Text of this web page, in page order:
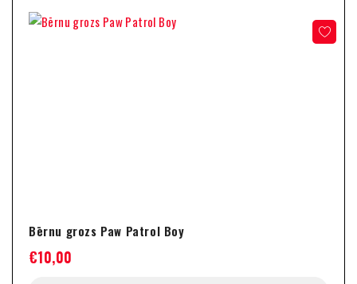
Bērnu grozs Paw Patrol Boy
€10,00